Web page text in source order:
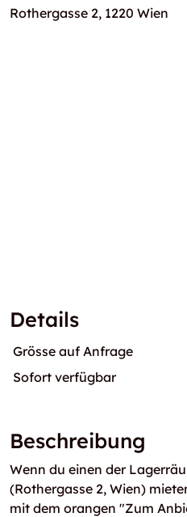
Rothergasse 2, 1220 Wien
Details
Grösse auf Anfrage
Sofort verfügbar
Beschreibung
Wenn du einen der
(Rothergasse 2, Wien)
mit dem orangen "Zum